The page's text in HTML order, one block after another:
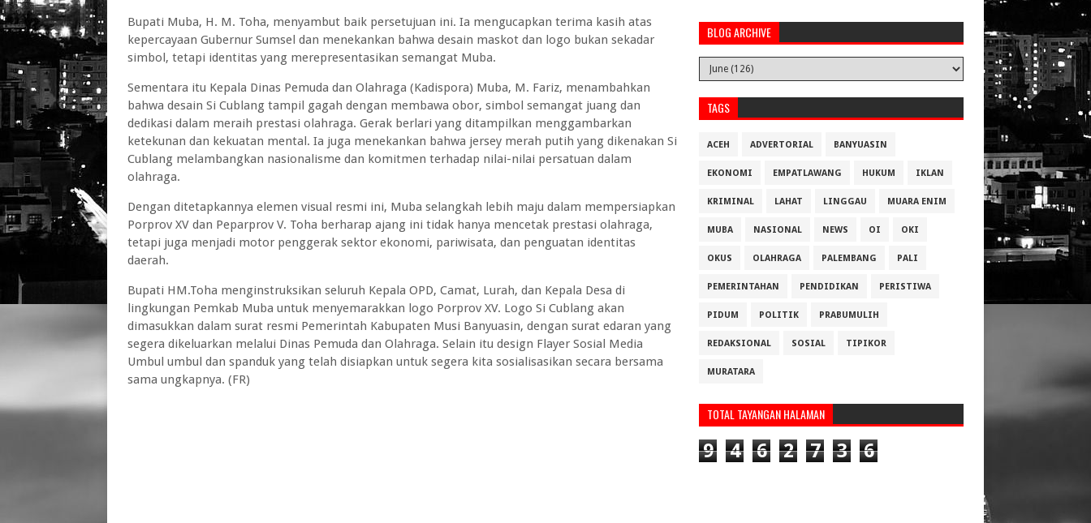
Bupati Muba, H. M. Toha, menyambut baik persetujuan ini. Ia mengucapkan terima kasih atas
kepercayaan Gubernur Sumsel dan menekankan bahwa desain maskot dan logo bukan sekadar
simbol, tetapi identitas yang merepresentasikan semangat Muba.
Sementara itu Kepala Dinas Pemuda dan Olahraga (Kadispora) Muba, M. Fariz, menambahkan
bahwa desain Si Cublang tampil gagah dengan membawa obor, simbol semangat juang dan
dedikasi dalam meraih prestasi olahraga. Gerak berlari yang ditampilkan menggambarkan
ketekunan dan kekuatan mental. Ia juga menekankan bahwa jersey merah putih yang dikenakan Si
Cublang melambangkan nasionalisme dan komitmen terhadap nilai-nilai persatuan dalam
olahraga.
Dengan ditetapkannya elemen visual resmi ini, Muba selangkah lebih maju dalam mempersiapkan
Porprov XV dan Peparprov V. Toha berharap ajang ini tidak hanya mencetak prestasi olahraga,
tetapi juga menjadi motor penggerak sektor ekonomi, pariwisata, dan penguatan identitas
daerah.
Bupati HM.Toha menginstruksikan seluruh Kepala OPD, Camat, Lurah, dan Kepala Desa di
lingkungan Pemkab Muba untuk menyemarakkan logo Porprov XV. Logo Si Cublang akan
dimasukkan dalam surat resmi Pemerintah Kabupaten Musi Banyuasin, dengan surat edaran yang
segera dikeluarkan melalui Dinas Pemuda dan Olahraga. Selain itu design Flayer Sosial Media
Umbul umbul dan spanduk yang telah disiapkan untuk segera kita sosialisasikan secara bersama
sama ungkapnya. (FR)
BLOG ARCHIVE
TAGS
ACEH ADVERTORIAL BANYUASIN
EKONOMI EMPATLAWANG HUKUM IKLAN
KRIMINAL LAHAT LINGGAU MUARA ENIM
MUBA NASIONAL NEWS OI OKI
OKUS OLAHRAGA PALEMBANG PALI
PEMERINTAHAN PENDIDIKAN PERISTIWA
PIDUM POLITIK PRABUMULIH
REDAKSIONAL SOSIAL TIPIKOR
MURATARA
TOTAL TAYANGAN HALAMAN
9 4 6 2 7 3 6